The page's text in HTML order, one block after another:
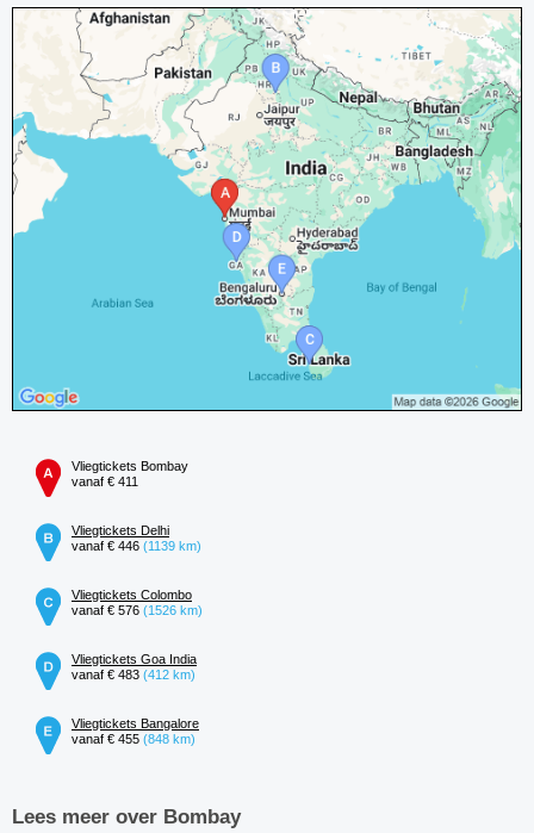
Vliegtickets Bombay
vanaf € 411
Vliegtickets Delhi
vanaf € 446 (1139 km)
Vliegtickets Colombo
vanaf € 576 (1526 km)
Vliegtickets Goa India
vanaf € 483 (412 km)
Vliegtickets Bangalore
vanaf € 455 (848 km)
Lees meer over Bombay